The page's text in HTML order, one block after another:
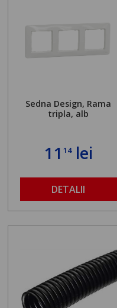
Sedna Design, Rama
tripla, alb
11 14lei
DETALII